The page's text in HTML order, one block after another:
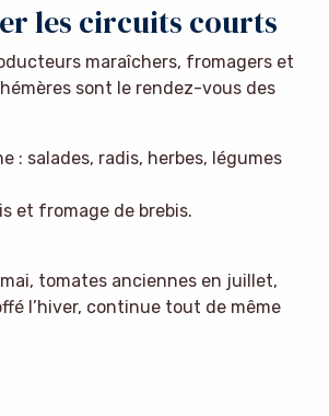
les circuits courts
maraîchers, fromagers et
sont le rendez-vous des
: salades, radis, herbes, légumes
et fromage de brebis.
tomates anciennes en juillet,
l’hiver, continue tout de même